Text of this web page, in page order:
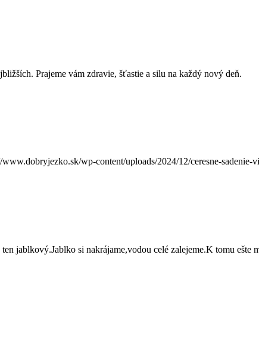
Prajeme vám zdravie, šťastie a silu na každý nový deň.
wp-content/uploads/2024/12/ceresne-sadenie-
jablkový.Jablko si nakrájame,vodou celé zalejeme.K tomu ešte